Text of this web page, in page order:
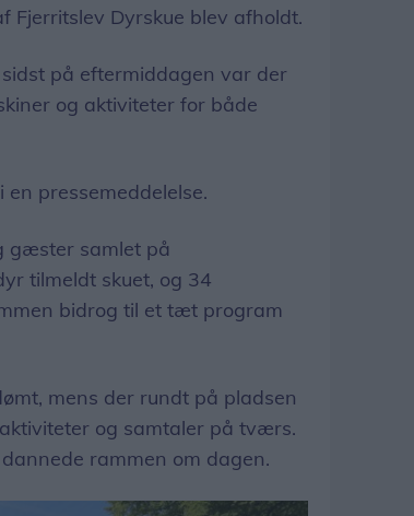
Fjerritslev Dyrskue blev afholdt.
på eftermiddagen var der
og aktiviteter for både
pressemeddelelse.
gæster samlet på
tilmeldt skuet, og 34
bidrog til et tæt program
mens der rundt på pladsen
og samtaler på tværs.
rammen om dagen.